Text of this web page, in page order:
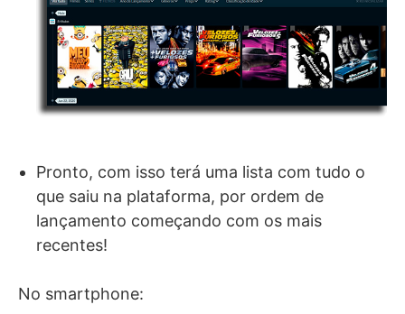
Pronto, com isso terá uma lista com tudo o
que saiu na plataforma, por ordem de
lançamento começando com os mais
recentes!
No smartphone: